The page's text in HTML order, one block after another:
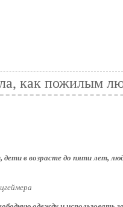
как пожилым
в возрасте до пяти лет,